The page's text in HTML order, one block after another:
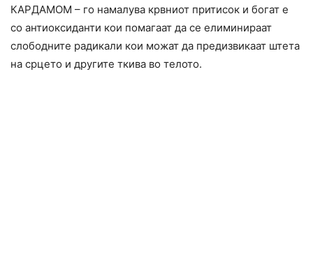
КАРДАМОМ – го намалува крвниот притисок и богат е
со антиоксиданти кои помагаат да се елиминираат
слободните радикали кои можат да предизвикаат штета
на срцето и другите ткива во телото.